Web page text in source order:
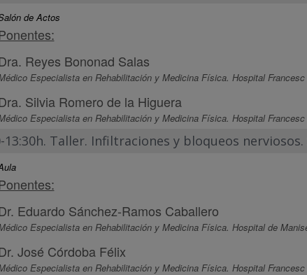
de Actos
Reyes Bononad Salas
Especialista en Rehabilitación y Medicina Física. Hospital
Silvia Romero de la Higuera
Especialista en Rehabilitación y Medicina Física. Hospital
13:30h. Taller. Infiltraciones y bloqueos nerviosos.
Eduardo Sánchez-Ramos Caballero
Especialista en Rehabilitación y Medicina Física. Hospital de
José Córdoba Félix
Especialista en Rehabilitación y Medicina Física. Hospital